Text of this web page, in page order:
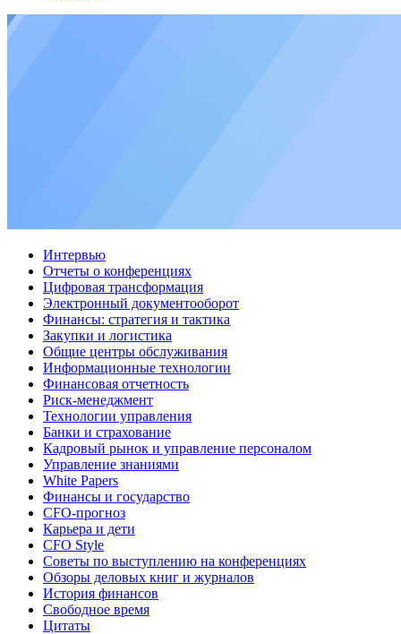
Интервью
Отчеты о конференциях
Цифровая трансформация
Электронный документооборот
Финансы: стратегия и тактика
Закупки и логистика
Общие центры обслуживания
Информационные технологии
Финансовая отчетность
Риск-менеджмент
Технологии управления
Банки и страхование
Кадровый рынок и управление персоналом
Управление знаниями
White Papers
Финансы и государство
CFO-прогноз
Карьера и дети
CFO Style
Советы по выступлению на конференциях
Обзоры деловых книг и журналов
История финансов
Свободное время
Цитаты